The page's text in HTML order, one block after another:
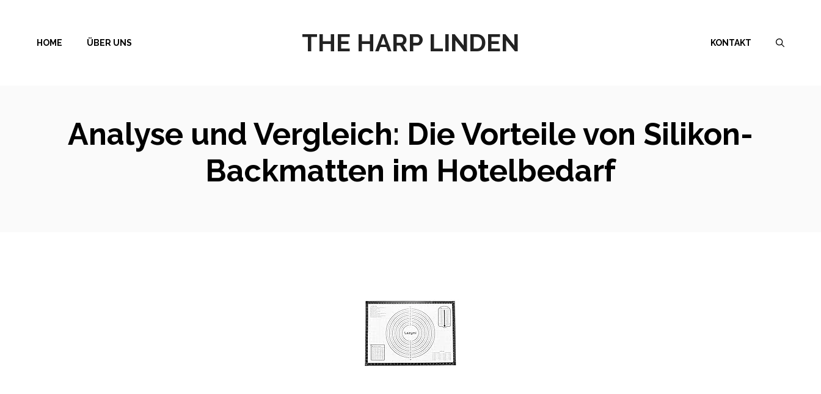
springen
THE HARP LINDEN
HOME ÜBER UNS KONTAKT
Analyse und Vergleich: Die Vorteile von Silikon-
Backmatten im Hotelbedarf